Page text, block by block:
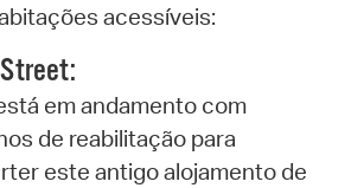
acessíveis:
em andamento com
de reabilitação para
este antigo alojamento de